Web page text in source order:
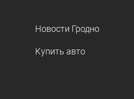
Новости Гродно
Купить авто